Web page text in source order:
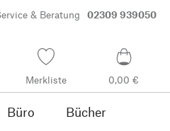
& Beratung 02309 939050
Merkliste 0,00 €
Büro
Bücher